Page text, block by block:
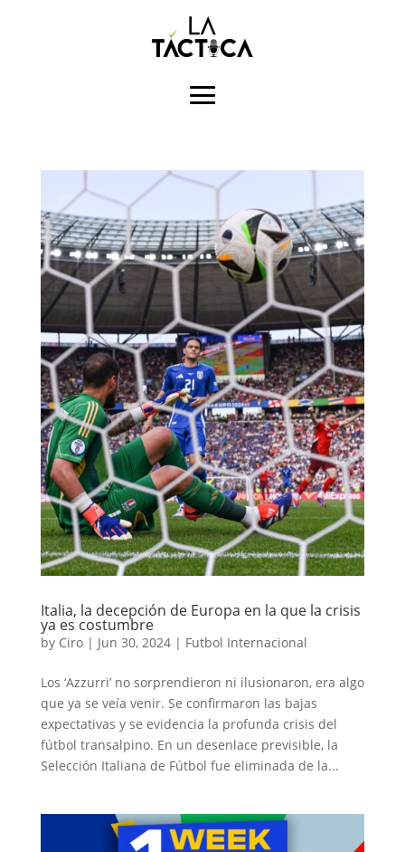
Italia, la decepción de Europa en la que la crisis
ya es costumbre
by Ciro| Jun 30, 2024| Futbol Internacional
Los ‘Azzurri’ no sorprendieron ni ilusionaron, era algo
que ya se veía venir. Se confirmaron las bajas
expectativas y se evidencia la profunda crisis del
fútbol transalpino. En un desenlace previsible, la
Selección Italiana de Fútbol fue eliminada de la...